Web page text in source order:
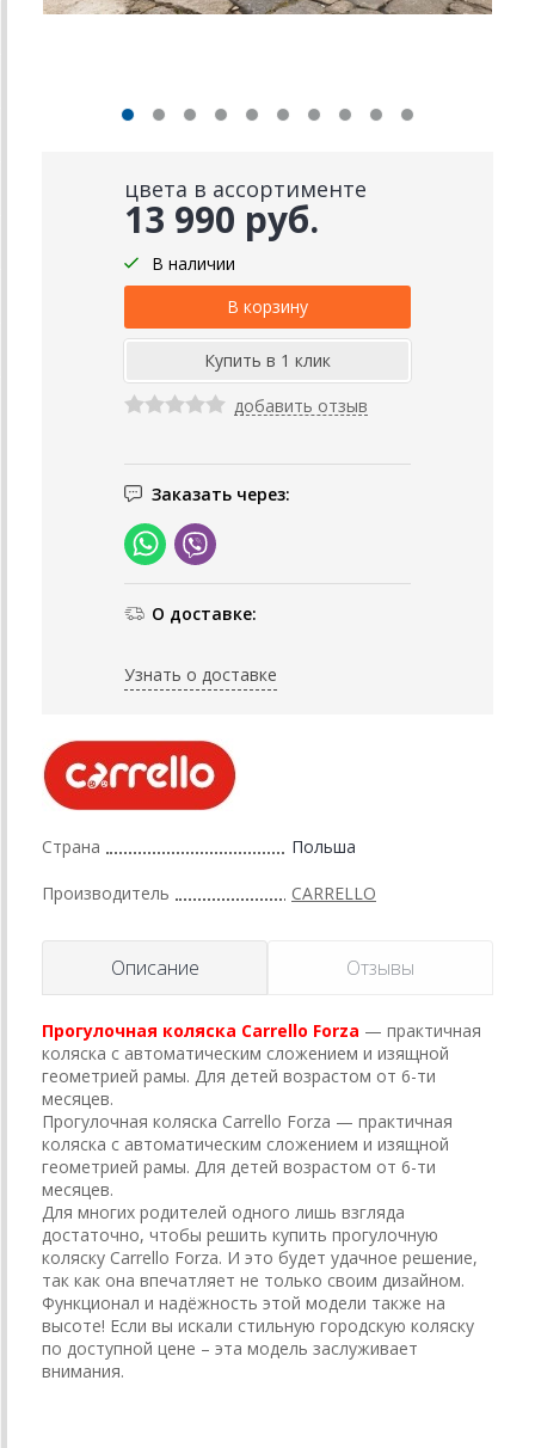
цвета в ассортименте
13 990 руб.
В наличии
добавить отзыв
Заказать через:
О доставке:
Узнать о доставке
Страна Польша
Производитель CARRELLO
Описание Отзывы
Прогулочная коляска Carrello Forza — практичная
коляска с автоматическим сложением и изящной
геометрией рамы. Для детей возрастом от 6-ти
месяцев.
Прогулочная коляска Carrello Forza — практичная
коляска с автоматическим сложением и изящной
геометрией рамы. Для детей возрастом от 6-ти
месяцев.
Для многих родителей одного лишь взгляда
достаточно, чтобы решить купить прогулочную
коляску Carrello Forza. И это будет удачное решение,
так как она впечатляет не только своим дизайном.
Функционал и надёжность этой модели также на
высоте! Если вы искали стильную городскую коляску
по доступной цене – эта модель заслуживает
внимания.